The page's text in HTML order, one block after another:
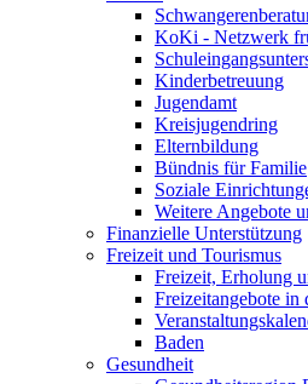
KoKi - Netzwerk
Kinderbetreuung
Jugendamt
Kreisjugendring
Elternbildung
Bündnis für Familie
Soziale
Weitere Angebote
Finanzielle Unterstützung
Freizeit und Tourismus
Freizeit, Erholung
Freizeitangebote in
Baden
Gesundheit